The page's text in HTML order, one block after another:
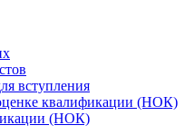
вступления
квалификации (НОК)
(НОК)